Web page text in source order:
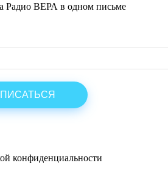
Радио ВЕРА в одном письме
конфиденциальности